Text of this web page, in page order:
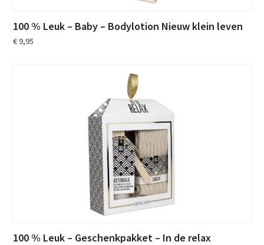
100 % Leuk – Baby – Bodylotion Nieuw klein leven
€9,95
100 % Leuk – Geschenkpakket – In de relax